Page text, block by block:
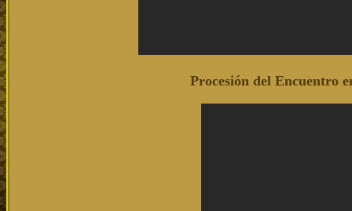
Procesión del Encuentro